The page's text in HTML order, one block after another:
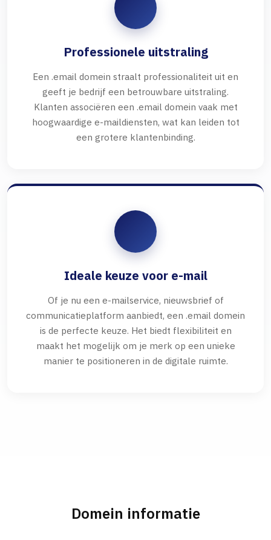
Professionele uitstraling
Een .email domein straalt professionaliteit uit en
geeft je bedrijf een betrouwbare uitstraling.
Klanten associëren een .email domein vaak met
hoogwaardige e-maildiensten, wat kan leiden tot
een grotere klantenbinding.
Ideale keuze voor e-mail
Of je nu een e-mailservice, nieuwsbrief of
communicatieplatform aanbiedt, een .email domein
is de perfecte keuze. Het biedt flexibiliteit en
maakt het mogelijk om je merk op een unieke
manier te positioneren in de digitale ruimte.
Domein informatie